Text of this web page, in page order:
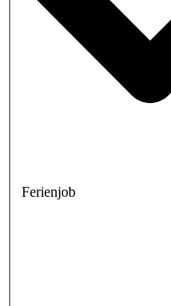
Ferienjob